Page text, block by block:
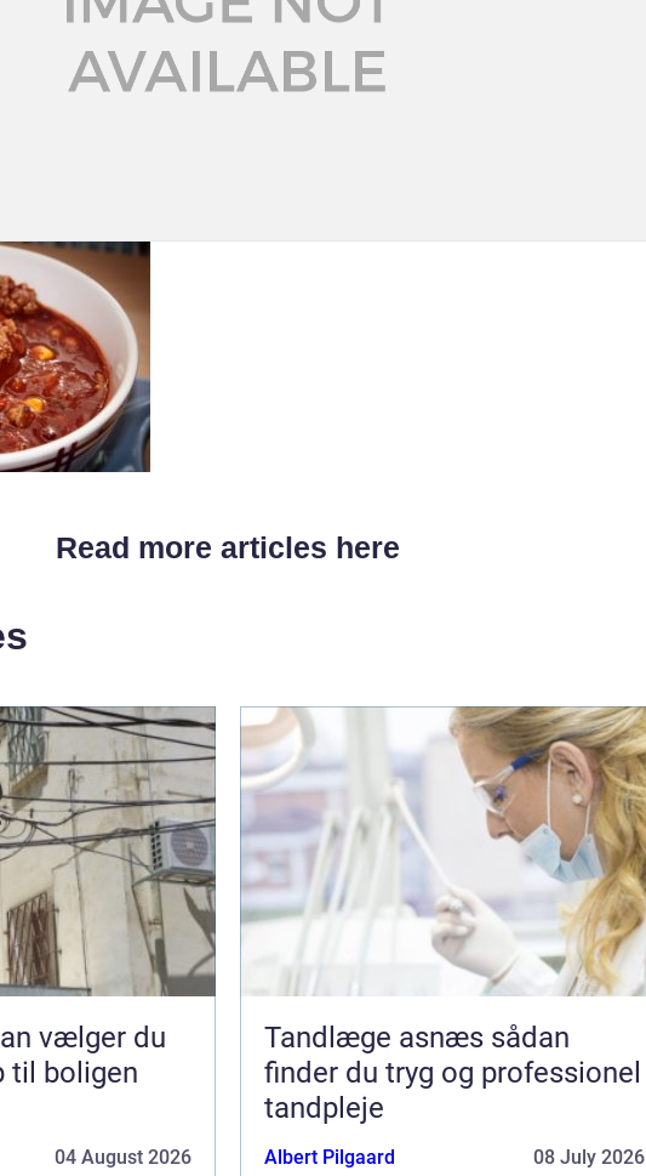
Read more articles here
til boligen
04 August 2026
Tandlæge asnæs sådan
finder du tryg og professionel
tandpleje
Albert Pilgaard 08 July 2026